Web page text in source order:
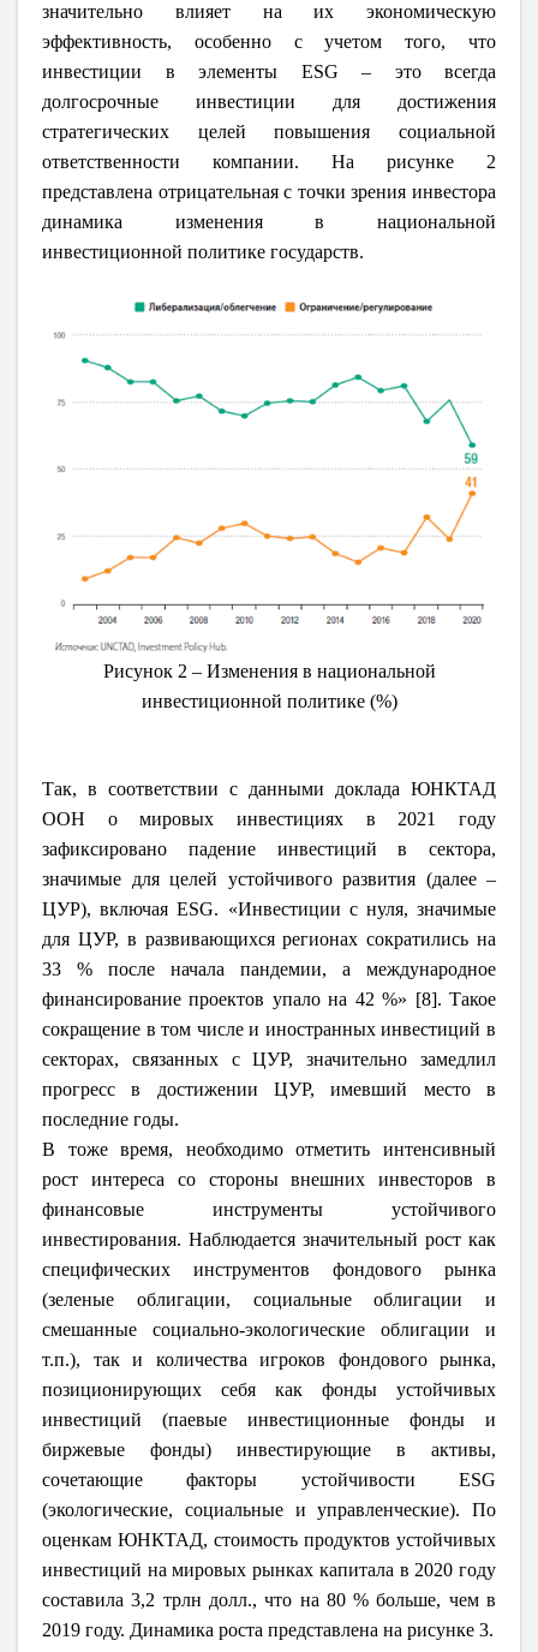
значительно влияет на их экономическую
эффективность, особенно с учетом того, что
инвестиции в элементы ESG – это всегда
долгосрочные инвестиции для достижения
стратегических целей повышения социальной
ответственности компании. На рисунке 2
представлена отрицательная с точки зрения инвестора
динамика изменения в национальной
инвестиционной политике государств.
Рисунок 2 – Изменения в национальной
инвестиционной политике (%)
Так, в соответствии с данными доклада ЮНКТАД
ООН о мировых инвестициях в 2021 году
зафиксировано падение инвестиций в сектора,
значимые для целей устойчивого развития (далее –
ЦУР), включая ESG. «Инвестиции с нуля, значимые
для ЦУР, в развивающихся регионах сократились на
33 % после начала пандемии, а международное
финансирование проектов упало на 42 %» [8]. Такое
сокращение в том числе и иностранных инвестиций в
секторах, связанных с ЦУР, значительно замедлил
прогресс в достижении ЦУР, имевший место в
последние годы.
В тоже время, необходимо отметить интенсивный
рост интереса со стороны внешних инвесторов в
финансовые инструменты устойчивого
инвестирования. Наблюдается значительный рост как
специфических инструментов фондового рынка
(зеленые облигации, социальные облигации и
смешанные социально-экологические облигации и
т.п.), так и количества игроков фондового рынка,
позиционирующих себя как фонды устойчивых
инвестиций (паевые инвестиционные фонды и
биржевые фонды) инвестирующие в активы,
сочетающие факторы устойчивости ESG
(экологические, социальные и управленческие). По
оценкам ЮНКТАД, стоимость продуктов устойчивых
инвестиций на мировых рынках капитала в 2020 году
составила 3,2 трлн долл., что на 80 % больше, чем в
2019 году. Динамика роста представлена на рисунке 3.